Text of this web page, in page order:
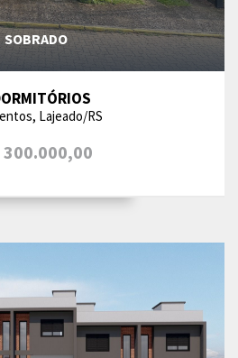
SOBRADO
Lajeado/RS
300.000,00